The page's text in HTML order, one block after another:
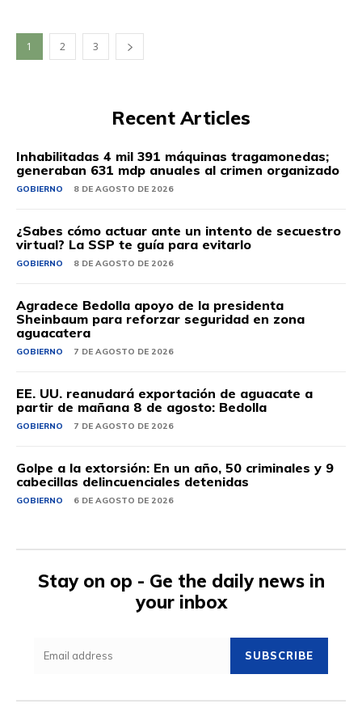
1 2 3
Recent Articles
Inhabilitadas 4 mil 391 máquinas tragamonedas;
generaban 631 mdp anuales al crimen organizado
GOBIERNO 8 DE AGOSTO DE 2026
¿Sabes cómo actuar ante un intento de secuestro
virtual? La SSP te guía para evitarlo
GOBIERNO 8 DE AGOSTO DE 2026
Agradece Bedolla apoyo de la presidenta
Sheinbaum para reforzar seguridad en zona
aguacatera
GOBIERNO 7 DE AGOSTO DE 2026
EE. UU. reanudará exportación de aguacate a
partir de mañana 8 de agosto: Bedolla
GOBIERNO 7 DE AGOSTO DE 2026
Golpe a la extorsión: En un año, 50 criminales y 9
cabecillas delincuenciales detenidas
GOBIERNO 6 DE AGOSTO DE 2026
Stay on op - Ge the daily news in
your inbox
SUBSCRIBE